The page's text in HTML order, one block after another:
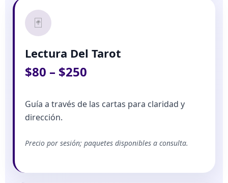
🃏
Lectura Del Tarot
$80 – $250
Guía a través de las cartas para claridad y
dirección.
Precio por sesión; paquetes disponibles a consulta.